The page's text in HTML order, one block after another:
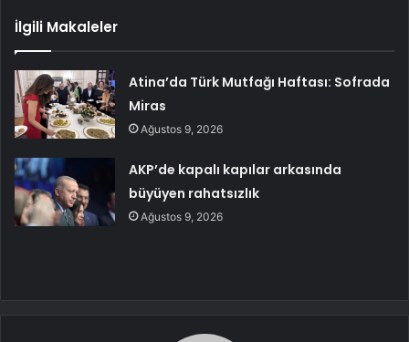
İlgili Makaleler
Atina’da Türk Mutfağı Haftası: Sofrada
Miras
Ağustos 9, 2026
AKP’de kapalı kapılar arkasında
büyüyen rahatsızlık
Ağustos 9, 2026